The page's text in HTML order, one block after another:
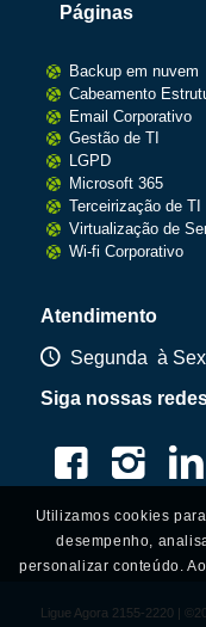
Páginas
Backup em nuvem
Cabeamento
Email Corporativo
Gestão de TI
LGPD
Microsoft 365
Terceirização de TI
Virtualização de
Wi-fi Corporativo
Atendimento
Segunda à
Siga nossas
Ligue Agora 2155-2220|
Utilizamos cookies
desempenho,
personalizar conteúdo.